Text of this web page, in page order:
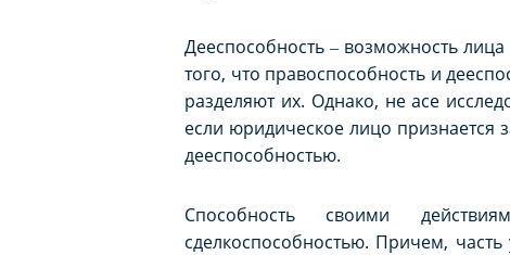
Дееспособность ‒ возможность
того, что правоспособность и
разделяют их. Однако, не асе
если юридическое лицо признается
дееспособностью.
Способность своими
сделкоспособностью. Причем,